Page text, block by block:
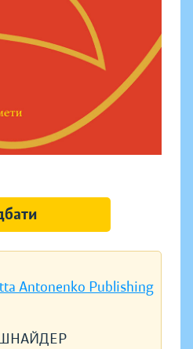
Antonenko Publishing
ШНАЙДЕР